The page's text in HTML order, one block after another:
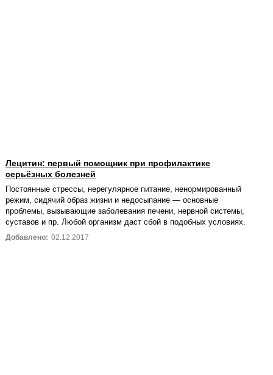
Лецитин: первый помощник при профилактике
серьёзных болезней
Постоянные стрессы, нерегулярное питание, ненормированный
режим, сидячий образ жизни и недосыпание — основные
проблемы, вызывающие заболевания печени, нервной системы,
суставов и пр. Любой организм даст сбой в подобных условиях.
Добавлено: 02.12.2017